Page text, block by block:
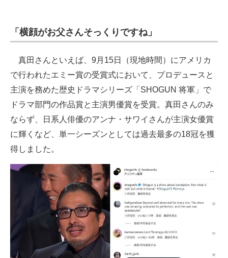
「横顔がお父さんそっくりですね」
真田さんといえば、9月15日（現地時間）にアメリカ
で行われたエミー賞の受賞式において、プロデュースと
主演を務めた歴史ドラマシリーズ「SHOGUN 将軍」で
ドラマ部門の作品賞と主演男優賞を受賞。真田さんのみ
ならず、日系人俳優のアンナ・サワイさんが主演女優賞
に輝くなど、単一シーズンとしては過去最多の18冠を獲
得しました。